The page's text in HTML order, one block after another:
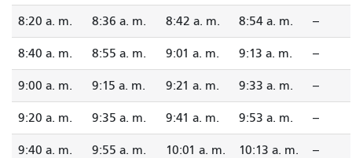
8:20 a. m. 8:36 a. m. 8:42 a. m. 8:54 a. m. --
8:40 a. m. 8:55 a. m. 9:01 a. m. 9:13 a. m. --
9:00 a. m. 9:15 a. m. 9:21 a. m. 9:33 a. m. --
9:20 a. m. 9:35 a. m. 9:41 a. m. 9:53 a. m. --
9:40 a. m. 9:55 a. m. 10:01 a. m. 10:13 a. m. --